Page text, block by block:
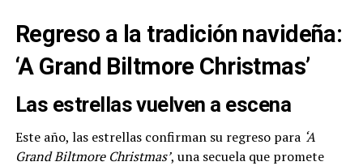
Regreso a la tradición navideña:
‘A Grand Biltmore Christmas’
Las estrellas vuelven a escena
Este año, las estrellas confirman su regreso para ‘A
Grand Biltmore Christmas’, una secuela que promete